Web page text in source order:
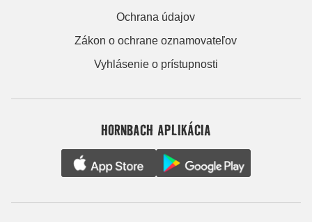
Ochrana údajov
Zákon o ochrane oznamovateľov
Vyhlásenie o prístupnosti
HORNBACH APLIKÁCIA